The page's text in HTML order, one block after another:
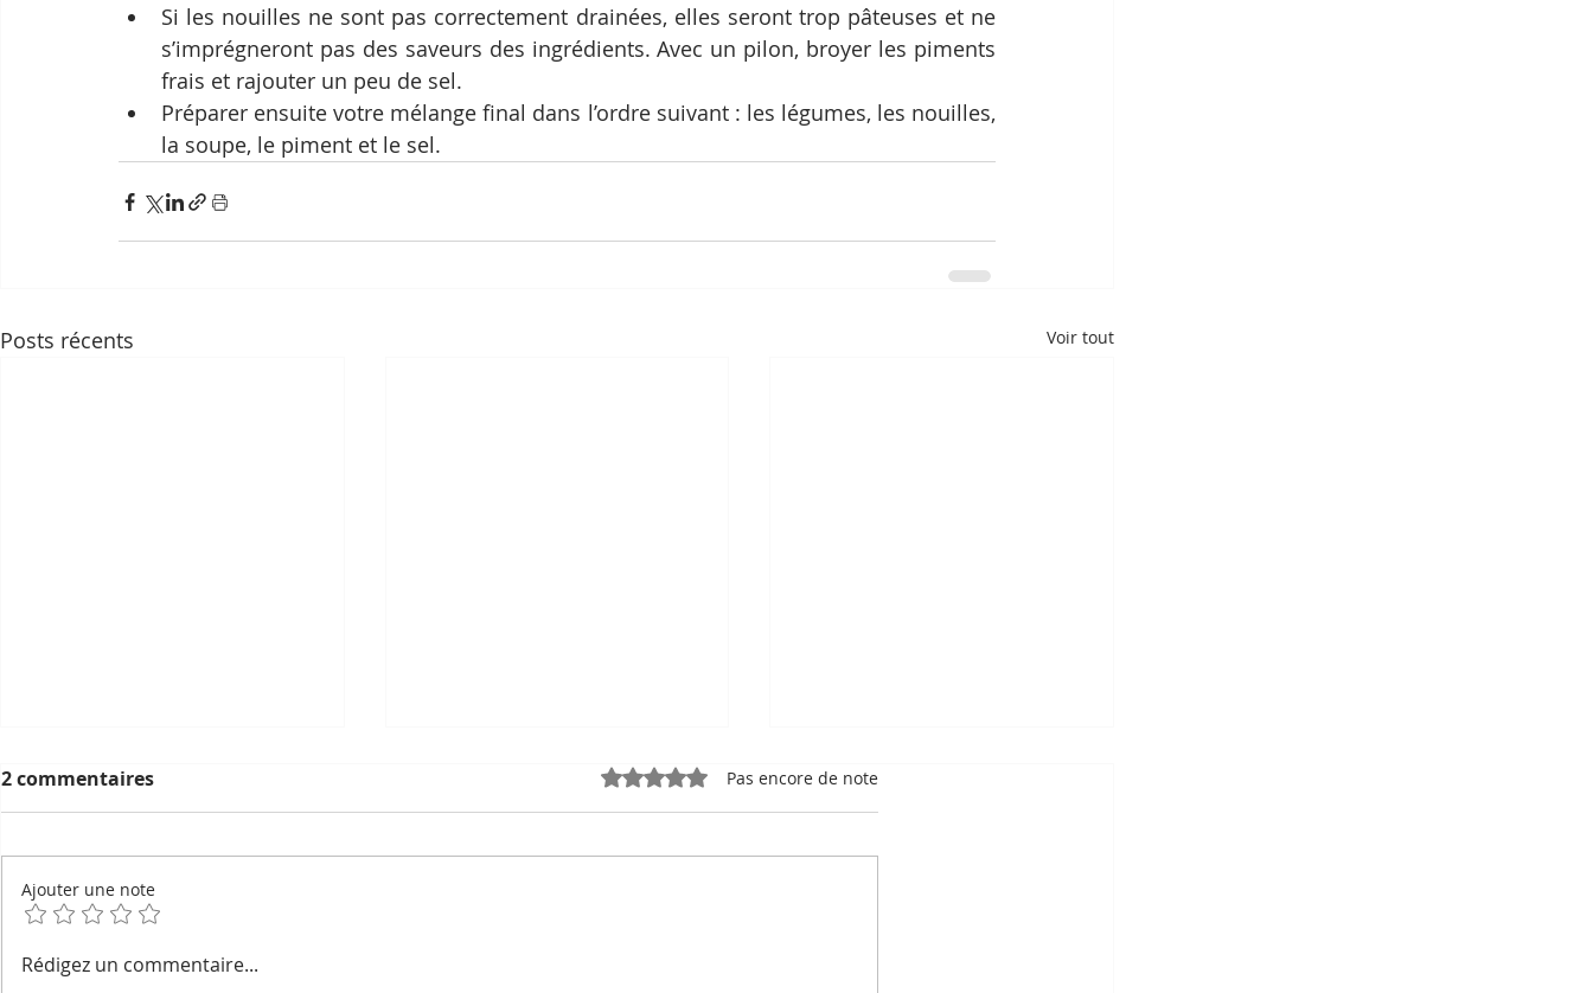
Si les nouilles ne sont pas correctement drainées, elles seront trop pâteuses et ne
s’imprégneront pas des saveurs des ingrédients. Avec un pilon, broyer les piments
frais et rajouter un peu de sel.
Préparer ensuite votre mélange final dans l’ordre suivant : les légumes, les nouilles,
la soupe, le piment et le sel.
Posts récents Voir tout
Geckos devins, esprits du
2 commentaires Noté 0 étoile sur 5.Pas encore de note
Ajouter une note
Rédigez un commentaire...